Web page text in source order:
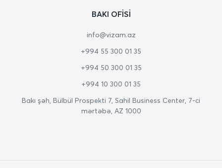
BAKI OFISI
info@vizam.az
+994 55 300 01 35
+994 50 300 01 35
+994 10 300 01 35
Bakı şəh, Bülbül Prospekti 7, Sahil Business Center, 7-ci
mərtəbə, AZ 1000